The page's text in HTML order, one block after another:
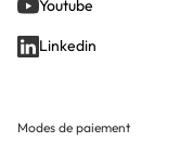
Youtube
Linkedin
Modes de paiement